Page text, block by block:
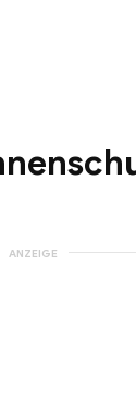
ANZEIGE